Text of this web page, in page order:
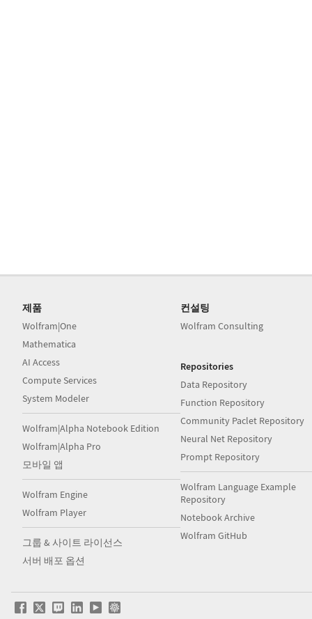
제품
Wolfram|One
Mathematica
AI Access
Compute Services
System Modeler
Wolfram|Alpha Notebook Edition
Wolfram|Alpha Pro
모바일 앱
Wolfram Engine
Wolfram Player
그룹 & 사이트 라이선스
서버 배포 옵션
컨설팅
Wolfram Consulting
Repositories
Data Repository
Function Repository
Community Paclet Repository
Neural Net Repository
Prompt Repository
Wolfram Language Example
Repository
Notebook Archive
Wolfram GitHub